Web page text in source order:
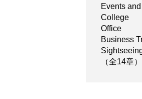
Events
College
Office
Business
（全14章）